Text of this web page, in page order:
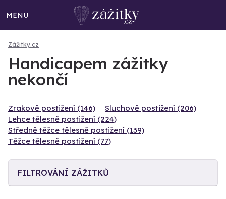
MENU
Zážitky.cz
Handicapem zážitky
nekončí
Zrakově postižení (146)
Sluchově postižení (206)
Lehce tělesně postižení (224)
Středně těžce tělesně postižení (139)
Těžce tělesně postižení (77)
FILTROVÁNÍ ZÁŽITKŮ